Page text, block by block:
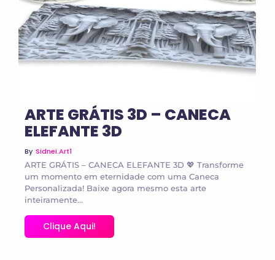
ARTE GRÁTIS 3D – CANECA
ELEFANTE 3D
By Sidnei.art1
ARTE GRÁTIS – CANECA ELEFANTE 3D 💖 Transforme
um momento em eternidade com uma Caneca
Personalizada! Baixe agora mesmo esta arte
inteiramente...
Clique Aqui!